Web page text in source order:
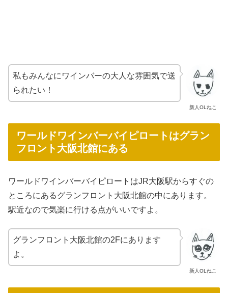
新人OLねこ
私もみんなにワインバーの大人な雰囲気で送
られたい！
ワールドワインバーバイピロートはグラン
フロント大阪北館にある
ワールドワインバーバイピロートはJR大阪駅からすぐの
ところにあるグランフロント大阪北館の中にあります。
駅近なので気楽に行ける点がいいですよ。
新人OLねこ
グランフロント大阪北館の2Fにあります
よ。